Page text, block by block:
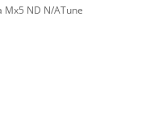
Mx5 ND N/ATune